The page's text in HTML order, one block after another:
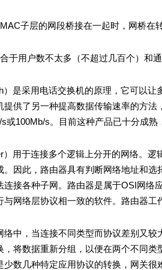
的网段桥接在一起时，网桥在转
数不太多（不超过几百个）和通
用电话交换机的原理，它可以让多
提供了另一种提高数据传输速率的方
或100Mb/s。目前这种产品已十分成
连接多个逻辑上分开的网络。逻辑
。因此，路由器具有判断网络地址和
连接各种子网。路由器是属于OSI网
与网络层协议相一致的软件。路由器
当连接不同类型而协议差别又较大
，将数据重新分组，以便在两个不同
少数几种特定应用协议的转换，网关